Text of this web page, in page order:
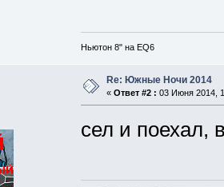
Ньютон 8" на EQ6
Re: Южные Ночи 2014
« Ответ #2 : 03 Июня 2014,
сел и поехал,